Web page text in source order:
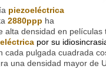
piezoeléctrica
2880ppp ha
alta densidad en
por su
cada pulgada cuadrada
una densidad mayor de